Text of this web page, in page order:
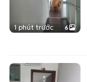
1 phút trước 6